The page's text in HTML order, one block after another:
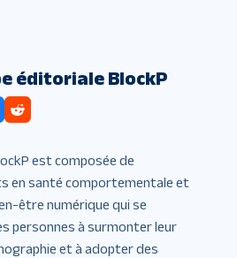
éditoriale BlockP
est composée de
en santé comportementale et
être numérique qui se
personnes à surmonter leur
et à adopter des